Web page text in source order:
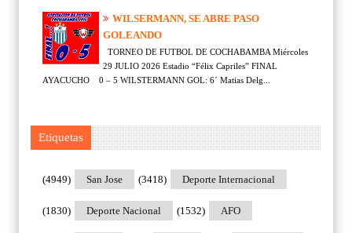
WILSERMANN, SE ABRE PASO
GOLEANDO
TORNEO DE FUTBOL DE COCHABAMBA Miércoles
29 JULIO 2026 Estadio “Félix Capriles” FINAL
AYACUCHO 0 – 5 WILSTERMANN GOL: 6´ Matias Delg...
Etiquetas
San Jose
(4949) Deporte Internacional
(3418)
Deporte Nacional
(1830) AFO
(1532)